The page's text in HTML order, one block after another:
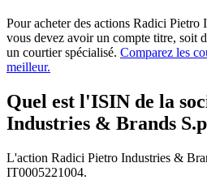
Pour acheter des actions Radici
vous devez avoir un compte titre, soit
un courtier spécialisé. Comparez les
meilleur.
Quel est l'ISIN de la
Industries & Brands
L'action Radici Pietro Industries &
IT0005221004.